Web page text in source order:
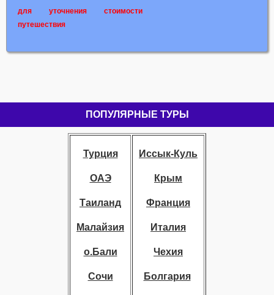
для уточнения стоимости
путешествия
ПОПУЛЯРНЫЕ ТУРЫ
Турция
ОАЭ
Таиланд
Малайзия
о.Бали
Сочи
Иссык-Куль
Крым
Франция
Италия
Чехия
Болгария